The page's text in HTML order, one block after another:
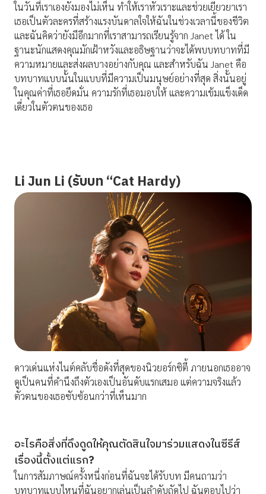
ในวันที่เราเองยังมองไม่เห็น ทำให้เราหัวเราะและช่วยเยียวยาเรา
เธอเป็นตัวละครที่สร้างแรงบันดาลใจให้ฉันในช่วงเวลานี้ของชีวิต
และฉันคิดว่ายังมีอีกมากที่เราสามารถเรียนรู้จาก Janet ได้ ใน
ฐานะนักแสดงคุณมักเฝ้าหวังและอธิษฐานว่าจะได้พบบทบาทที่มี
ความหมายและส่งผลบางอย่างกับคุณ และสำหรับฉัน Janet คือ
บทบาทแบบนั้นในแบบที่มีความเป็นมนุษย์อย่างที่สุด สิ่งนั้นอยู่
ในคุณค่าที่เธอยึดมั่น ความรักที่เธอมอบให้ และความเข้มแข็งเด็ด
เดี่ยวในตัวตนของเธอ
Li Jun Li (รับบท “Cat Hardy)
ดาวเด่นแห่งไนต์คลับชื่อดังที่สุดของนิวยอร์กซิตี้ ภายนอกเธออาจ
ดูเป็นคนที่คำนึงถึงตัวเองเป็นอันดับแรกเสมอ แต่ความจริงแล้ว
ตัวตนของเธอซับซ้อนกว่าที่เห็นมาก
อะไรคือสิ่งที่ดึงดูดให้คุณตัดสินใจมาร่วมแสดงในซีรีส์
เรื่องนี้ตั้งแต่แรก?
ในการสัมภาษณ์ครั้งหนึ่งก่อนที่ฉันจะได้รับบท มีคนถามว่า
บทบาทแบบไหนที่ฉันอยากเล่นเป็นลำดับถัดไป ฉันตอบไปว่า